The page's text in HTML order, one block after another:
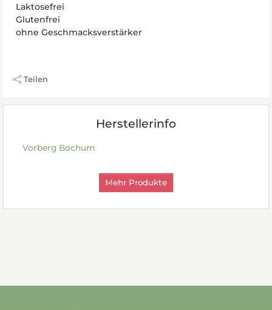
Laktosefrei
Glutenfrei
ohne Geschmacksverstärker
Teilen
Herstellerinfo
Vorberg Bochum
Mehr Produkte